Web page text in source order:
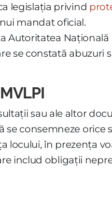
legislația privind
mandat oficial.
Autoritatea
se constată abuzuri
sau ale altor
se consemneze
locului, în prezența
includ obligații